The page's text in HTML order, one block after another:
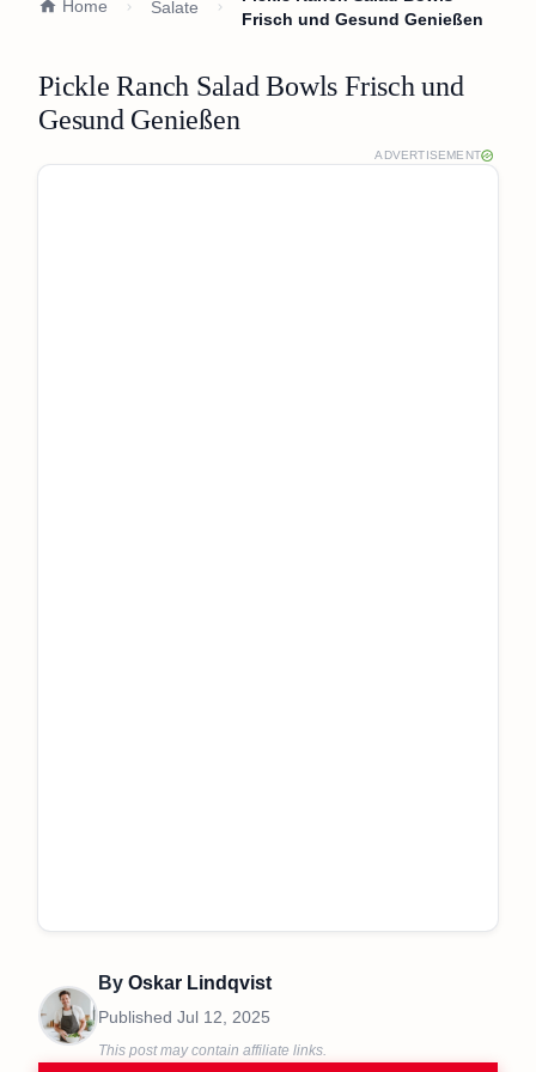
Home Salate
Frisch und Gesund Genießen
Pickle Ranch Salad Bowls Frisch und
Gesund Genießen
ADVERTISEMENT
By Oskar Lindqvist
Published Jul 12, 2025
This post may contain affiliate links.